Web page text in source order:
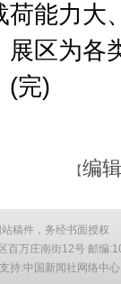
荷能力大
展区为各
(完)
【编
稿件，务经书面授权
百万庄南街12号 邮编
持:中国新闻社网络中心